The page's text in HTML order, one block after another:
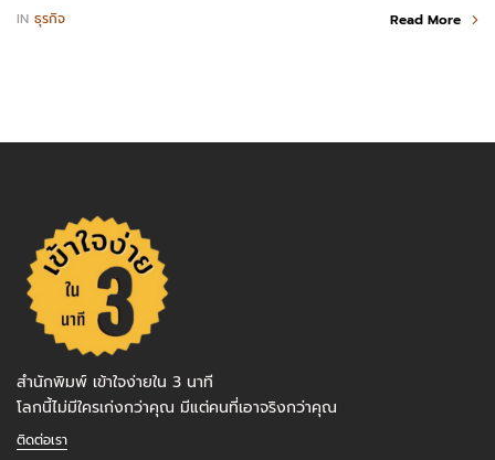
IN ธุรกิจ Read More
สำนักพิมพ์ เข้าใจง่ายใน 3 นาที
โลกนี้ไม่มีใครเก่งกว่าคุณ มีแต่คนที่เอาจริงกว่าคุณ
ติดต่อเรา